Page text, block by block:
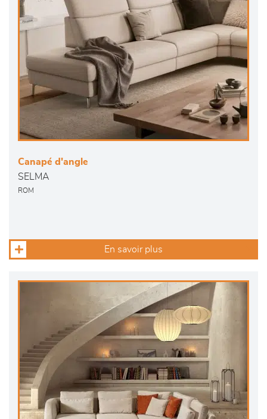
Canapé d'angle
SELMA
ROM
En savoir plus